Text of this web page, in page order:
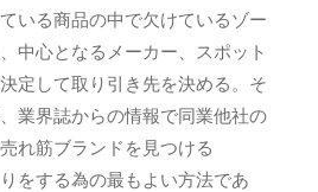
いる商品の中で欠けているゾー
中心となるメーカー、スポット
定して取り引き先を決める。そ
業界誌からの情報で同業他社の
れ筋ブランドを見つける
をする為の最もよい方法であ